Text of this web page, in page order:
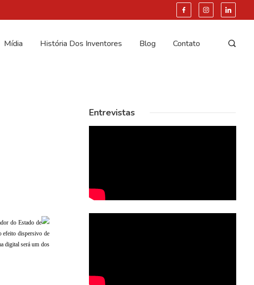
Mídia História Dos Inventores Blog Contato
do Estado de
efeito dispersivo de
digital será um dos
Entrevistas